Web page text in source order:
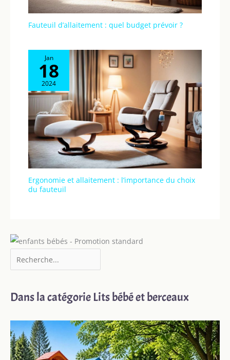
Fauteuil d’allaitement : quel budget prévoir ?
Jan
18
2024
Ergonomie et allaitement : l’importance du choix
du fauteuil
Dans la catégorie Lits bébé et berceaux